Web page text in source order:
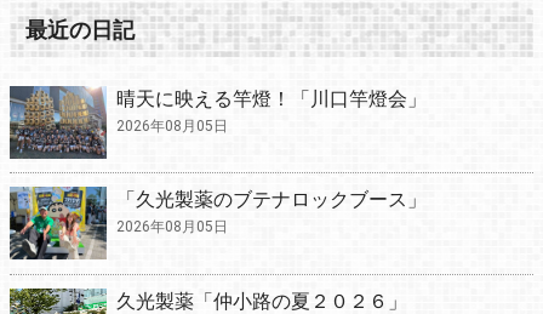
最近の日記
晴天に映える竿燈！「川口竿燈会」
2026年08月05日
「久光製薬のブテナロックブース」
2026年08月05日
久光製薬「仲小路の夏２０２６」